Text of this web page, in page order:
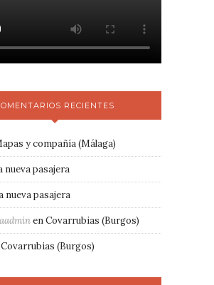
RECIENTES
y compañía (Málaga)
nueva pasajera
nueva pasajera
enCovarrubias (Burgos)
Covarrubias (Burgos)